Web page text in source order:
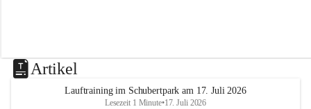
Artikel
Lauftraining im Schubertpark am 17. Juli 2026
Lesezeit 1 Minute•17. Juli 2026